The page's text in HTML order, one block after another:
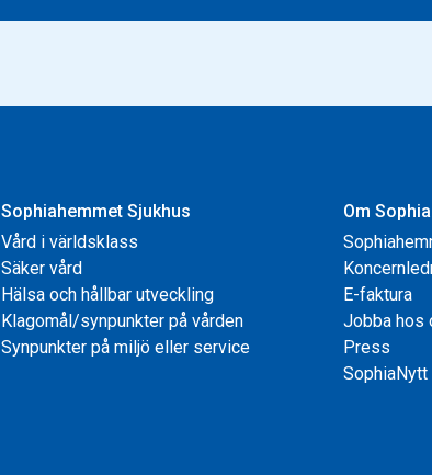
Sophiahemmet Sjukhus
Vård i världsklass
Säker vård
Hälsa och hållbar utveckling
Klagomål/synpunkter på vården
Synpunkter på miljö eller service
Om
E-faktura
Jobba hos
Press
SophiaNytt